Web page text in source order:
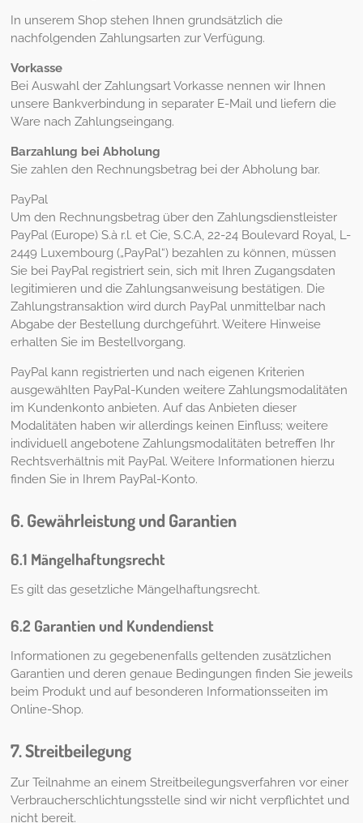
In unserem Shop stehen Ihnen grundsätzlich die
nachfolgenden Zahlungsarten zur Verfügung.
Vorkasse
Bei Auswahl der Zahlungsart Vorkasse nennen wir Ihnen
unsere Bankverbindung in separater E-Mail und liefern die
Ware nach Zahlungseingang.
Barzahlung bei Abholung
Sie zahlen den Rechnungsbetrag bei der Abholung bar.
PayPal
Um den Rechnungsbetrag über den Zahlungsdienstleister
PayPal (Europe) S.à r.l. et Cie, S.C.A, 22-24 Boulevard Royal, L-
2449 Luxembourg („PayPal“) bezahlen zu können, müssen
Sie bei PayPal registriert sein, sich mit Ihren Zugangsdaten
legitimieren und die Zahlungsanweisung bestätigen. Die
Zahlungstransaktion wird durch PayPal unmittelbar nach
Abgabe der Bestellung durchgeführt. Weitere Hinweise
erhalten Sie im Bestellvorgang.
PayPal kann registrierten und nach eigenen Kriterien
ausgewählten PayPal-Kunden weitere Zahlungsmodalitäten
im Kundenkonto anbieten. Auf das Anbieten dieser
Modalitäten haben wir allerdings keinen Einfluss; weitere
individuell angebotene Zahlungsmodalitäten betreffen Ihr
Rechtsverhältnis mit PayPal. Weitere Informationen hierzu
finden Sie in Ihrem PayPal-Konto.
6. Gewährleistung und Garantien
6.1 Mängelhaftungsrecht
Es gilt das gesetzliche Mängelhaftungsrecht.
6.2 Garantien und Kundendienst
Informationen zu gegebenenfalls geltenden zusätzlichen
Garantien und deren genaue Bedingungen finden Sie jeweils
beim Produkt und auf besonderen Informationsseiten im
Online-Shop.
7. Streitbeilegung
Zur Teilnahme an einem Streitbeilegungsverfahren vor einer
Verbraucherschlichtungsstelle sind wir nicht verpflichtet und
nicht bereit.